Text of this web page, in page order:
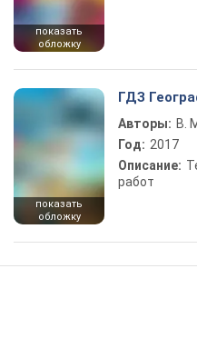
показать
обложку
показать
обложку
ГДЗ
Авторы: В.
Год: 2017
Описание:
работ